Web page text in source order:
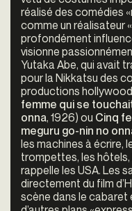
réalisé des comédies
comme un réalisateur
profondément
visionne
Yutaka Abe, qui avait
pour la Nikkatsu des
productions
femme qui se
onna, 1926) ou Cinq
meguru go-nin no
les machines à écrire,
trompettes, les
rappelle les USA. Les
directement du film
scène dans le